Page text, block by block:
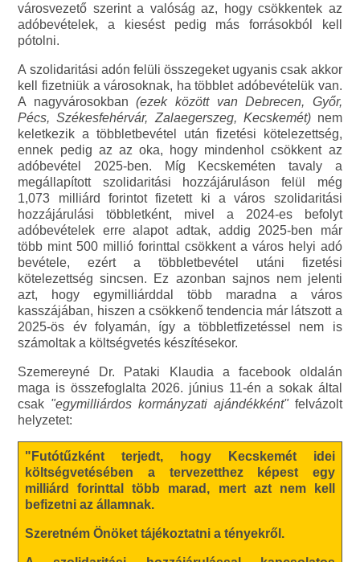
városvezető szerint a valóság az, hogy csökkentek az
adóbevételek, a kiesést pedig más forrásokból kell
pótolni.
A szolidaritási adón felüli összegeket ugyanis csak akkor
kell fizetniük a városoknak, ha többlet adóbevételük van.
A nagyvárosokban(ezek között van Debrecen, Győr,
Pécs, Székesfehérvár, Zalaegerszeg, Kecskemét)nem
keletkezik a többletbevétel után fizetési kötelezettség,
ennek pedig az az oka, hogy mindenhol csökkent az
adóbevétel 2025-ben. Míg Kecskeméten tavaly a
megállapított szolidaritási hozzájáruláson felül még
1,073 milliárd forintot fizetett ki a város szolidaritási
hozzájárulási többletként, mivel a 2024-es befolyt
adóbevételek erre alapot adtak, addig 2025-ben már
több mint 500 millió forinttal csökkent a város helyi adó
bevétele, ezért a többletbevétel utáni fizetési
kötelezettség sincsen. Ez azonban sajnos nem jelenti
azt, hogy egymilliárddal több maradna a város
kasszájában, hiszen a csökkenő tendencia már látszott a
2025-ös év folyamán, így a többletfizetéssel nem is
számoltak a költségvetés készítésekor.
Szemereyné Dr. Pataki Klaudia a facebook oldalán
maga is összefoglalta 2026. június 11-én a sokak által
csak "egymilliárdos kormányzati ajándékként"felvázolt
helyzetet:
"Futótűzként terjedt, hogy Kecskemét idei
költségvetésében a tervezetthez képest egy
milliárd forinttal több marad, mert azt nem kell
befizetni az államnak.
Szeretném Önöket tájékoztatni a tényekről.